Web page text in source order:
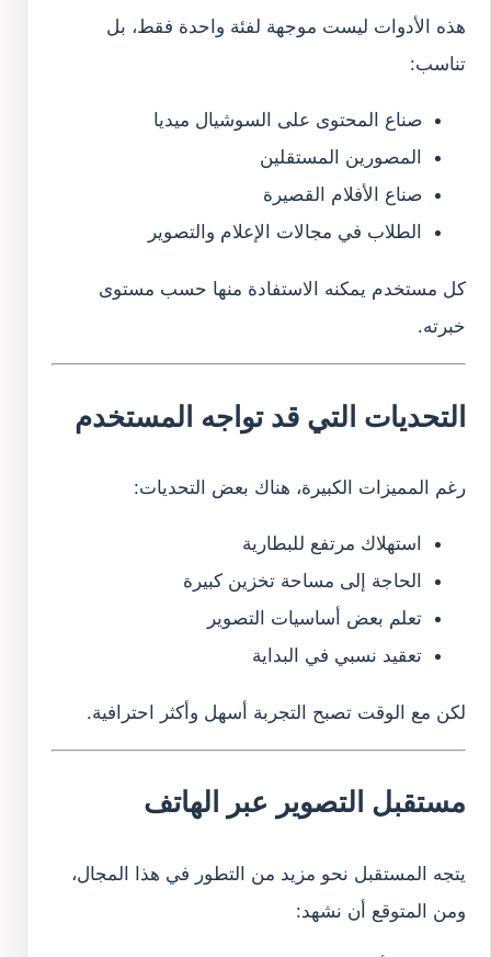
هذه الأدوات ليست موجهة لفئة واحدة فقط، بل
تناسب:
صناع المحتوى على السوشيال ميديا
المصورين المستقلين
صناع الأفلام القصيرة
الطلاب في مجالات الإعلام والتصوير
كل مستخدم يمكنه الاستفادة منها حسب مستوى
خبرته.
التحديات التي قد تواجه المستخدم
رغم المميزات الكبيرة، هناك بعض التحديات:
استهلاك مرتفع للبطارية
الحاجة إلى مساحة تخزين كبيرة
تعلم بعض أساسيات التصوير
تعقيد نسبي في البداية
لكن مع الوقت تصبح التجربة أسهل وأكثر احترافية.
مستقبل التصوير عبر الهاتف
يتجه المستقبل نحو مزيد من التطور في هذا المجال،
ومن المتوقع أن نشهد: